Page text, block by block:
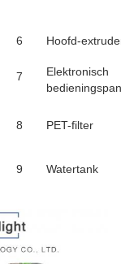
6 Hoofd-
7
Elektronisch
8 PET-filter
9 Watertank